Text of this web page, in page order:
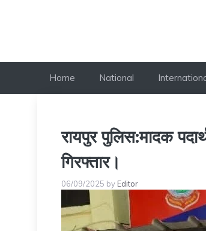
Home National
रायपुर पुलिस:मादक
गिरफ्तार।
06/09/2025 by Editor